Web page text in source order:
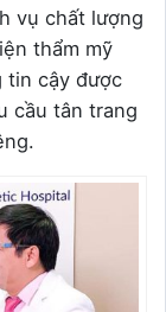
vụ chất lượng
thẩm mỹ
tin cậy được
cầu tân trang